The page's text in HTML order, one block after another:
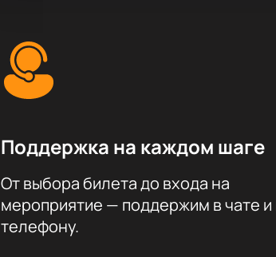
Поддержка на каждом шаге
От выбора билета до входа на
мероприятие — поддержим в чате и
телефону.